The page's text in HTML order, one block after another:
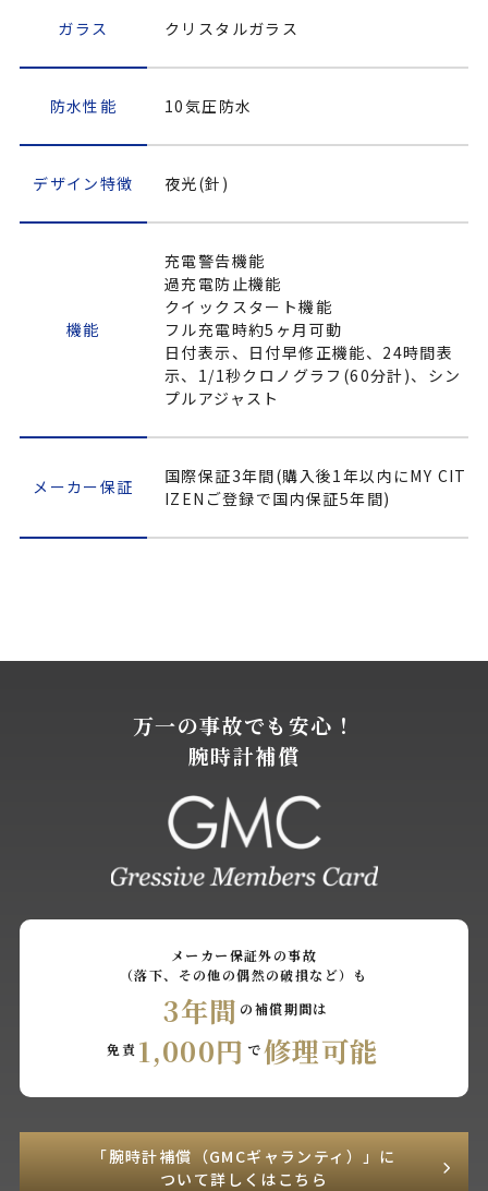
ガラス クリスタルガラス
防水性能 10気圧防水
デザイン特徴 夜光(針)
機能
充電警告機能
過充電防止機能
クイックスタート機能
フル充電時約5ヶ月可動
日付表示、日付早修正機能、24時間表
示、1/1秒クロノグラフ(60分計)、シン
プルアジャスト
メーカー保証
国際保証3年間(購入後1年以内にMY CIT
IZENご登録で国内保証5年間)
万一の事故でも安心！
腕時計補償
メーカー保証外の事故
（落下、その他の偶然の破損など）も
3年間 の補償期間は
免責 1,000円 で修理可能
「腕時計補償（GMCギャランティ）」に
ついて詳しくはこちら